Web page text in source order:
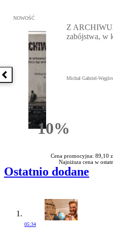
Poprzednia książka
Przejdź do: Z ARCHIWUM X.
NOWOŚĆ
10%Rabatu
Z
zabójstwa, w
Michał Gabriel-
Cena promocyjna: 89,10
Najniższa cena w
Ostatnio dodane
05:34